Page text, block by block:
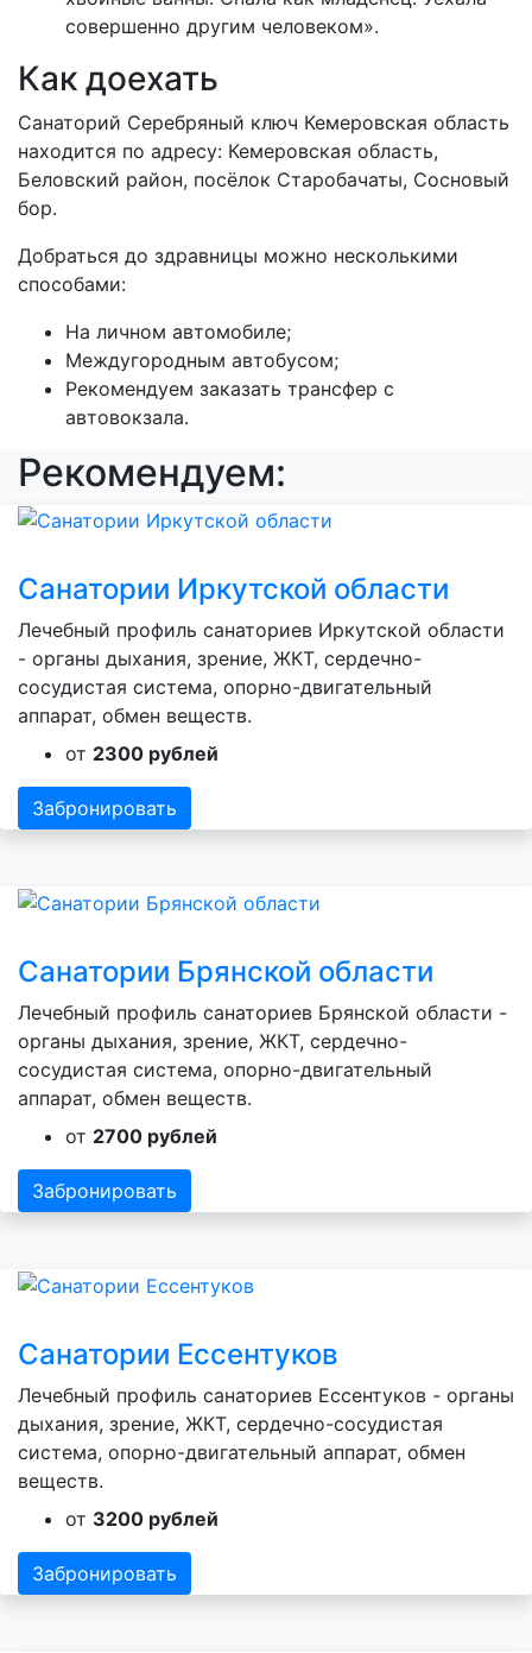
совершенно другим человеком».
Как доехать
Санаторий Серебряный ключ Кемеровская область
находится по адресу: Кемеровская область,
Беловский район, посёлок Старобачаты, Сосновый
бор.
Добраться до здравницы можно несколькими
способами:
На личном автомобиле;
Междугородным автобусом;
Рекомендуем заказать трансфер с
автовокзала.
Рекомендуем:
Санатории Иркутской области
Лечебный профиль санаториев Иркутской области
- органы дыхания, зрение, ЖКТ, сердечно-
сосудистая система, опорно-двигательный
аппарат, обмен веществ.
от 2300 рублей
Забронировать
Санатории Брянской области
Лечебный профиль санаториев Брянской области -
органы дыхания, зрение, ЖКТ, сердечно-
сосудистая система, опорно-двигательный
аппарат, обмен веществ.
от 2700 рублей
Забронировать
Санатории Ессентуков
Лечебный профиль санаториев Ессентуков - органы
дыхания, зрение, ЖКТ, сердечно-сосудистая
система, опорно-двигательный аппарат, обмен
веществ.
от 3200 рублей
Забронировать